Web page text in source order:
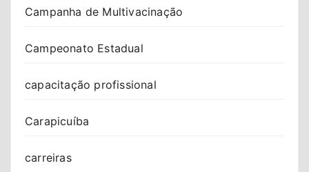
Campanha de Multivacinação
Campeonato Estadual
capacitação profissional
Carapicuíba
carreiras